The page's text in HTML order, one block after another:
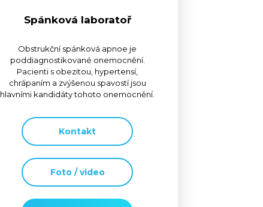
Spánková laboratoř
Obstrukční spánková apnoe je
poddiagnostikované onemocnění.
Pacienti s obezitou, hypertensí,
chrápaním a zvýšenou spavostí jsou
hlavními kandidáty tohoto onemocnění.
Kontakt
Foto / video